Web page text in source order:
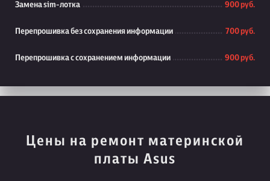
Замена sim-лотка 900 руб.
Перепрошивка без сохранения информации 700 руб.
Перепрошивка с сохранением информации 900 руб.
Цены на ремонт материнской
платы Asus